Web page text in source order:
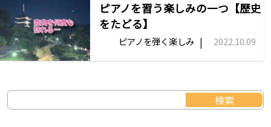
ピアノを習う楽しみの一つ【歴史
をたどる】
ピアノを弾く楽しみ | 2022.10.09